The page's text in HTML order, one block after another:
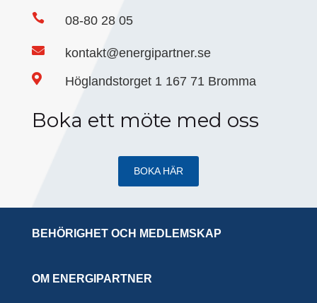
 08-80 28 05
 kontakt@energipartner.se
 Höglandstorget 1 167 71 Bromma
Boka ett möte med oss
BOKA HÄR
BEHÖRIGHET OCH MEDLEMSKAP
OM ENERGIPARTNER